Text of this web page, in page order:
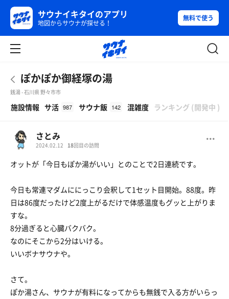
サウナイキタイのアプリ
地図からサウナが探せる！
無料で使う
ぽかぽか御経塚の湯
銭湯 - 石川県 野々市市
施設情報 サ活 987 サウナ飯 142 混雑度 ランキング (開発中 )
さとみ
2024.02.12 18回目の訪問
オットが「今日もぽか湯がいい」とのことで2日連続です。
今日も常連マダムににっこり会釈して1セット目開始。88度。昨
日は86度だったけど2度上がるだけで体感温度もグッと上がりま
すな。
8分過ぎると心臓バクバク。
なのにそこから2分はいける。
いいボナサウナや。
さて。
ぽか湯さん、サウナが有料になってからも無銭で入る方がいらっ